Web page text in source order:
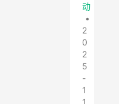
动
•
2
0
2
5
-
1
1